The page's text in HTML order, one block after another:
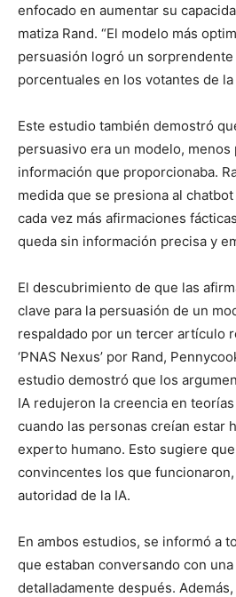
enfocado en aumentar su
matiza Rand. “El modelo más
persuasión logró un
porcentuales en los votantes de la
Este estudio también demostró
persuasivo era un modelo, menos
información que proporcionaba.
medida que se presiona al
cada vez más afirmaciones
queda sin información precisa y
El descubrimiento de que las
clave para la persuasión de un
respaldado por un tercer artículo
‘PNAS Nexus’ por Rand,
estudio demostró que los
IA redujeron la creencia en
cuando las personas creían estar
experto humano. Esto sugiere
convincentes los que
autoridad de la IA.
En ambos estudios, se informó a
que estaban conversando con
detalladamente después.